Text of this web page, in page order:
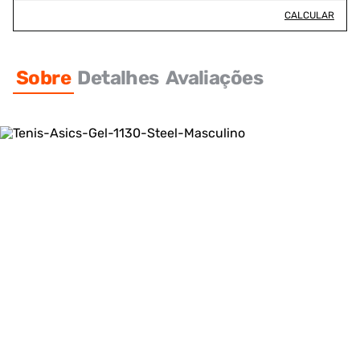
CALCULAR
Sobre Detalhes Avaliações